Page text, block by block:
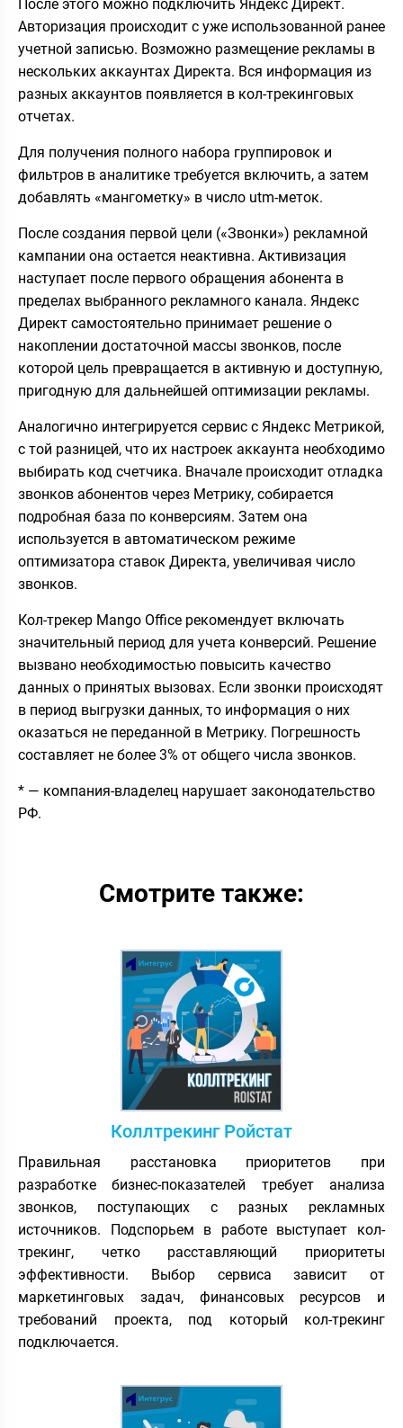
После этого можно подключить Яндекс Директ.
Авторизация происходит с уже использованной ранее
учетной записью. Возможно размещение рекламы в
нескольких аккаунтах Директа. Вся информация из
разных аккаунтов появляется в кол-трекинговых
отчетах.
Для получения полного набора группировок и
фильтров в аналитике требуется включить, а затем
добавлять «мангометку» в число utm-меток.
После создания первой цели («Звонки») рекламной
кампании она остается неактивна. Активизация
наступает после первого обращения абонента в
пределах выбранного рекламного канала. Яндекс
Директ самостоятельно принимает решение о
накоплении достаточной массы звонков, после
которой цель превращается в активную и доступную,
пригодную для дальнейшей оптимизации рекламы.
Аналогично интегрируется сервис с Яндекс Метрикой,
с той разницей, что их настроек аккаунта необходимо
выбирать код счетчика. Вначале происходит отладка
звонков абонентов через Метрику, собирается
подробная база по конверсиям. Затем она
используется в автоматическом режиме
оптимизатора ставок Директа, увеличивая число
звонков.
Кол-трекер Mango Office рекомендует включать
значительный период для учета конверсий. Решение
вызвано необходимостью повысить качество
данных о принятых вызовах. Если звонки происходят
в период выгрузки данных, то информация о них
оказаться не переданной в Метрику. Погрешность
составляет не более 3% от общего числа звонков.
* — компания-владелец нарушает законодательство
РФ.
Смотрите также:
Коллтрекинг Ройстат
Правильная расстановка приоритетов при
разработке бизнес-показателей требует анализа
звонков, поступающих с разных рекламных
источников. Подспорьем в работе выступает кол-
трекинг, четко расставляющий приоритеты
эффективности. Выбор сервиса зависит от
маркетинговых задач, финансовых ресурсов и
требований проекта, под который кол-трекинг
подключается.